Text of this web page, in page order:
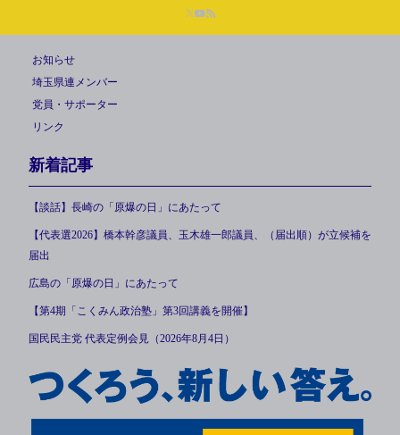
お知らせ
埼玉県連メンバー
党員・サポーター
リンク
新着記事
【談話】長崎の「原爆の日」にあたって
【代表選2026】橋本幹彦議員、玉木雄一郎議員、（届出順）が立候補を
届出
広島の「原爆の日」にあたって
【第4期「こくみん政治塾」第3回講義を開催】
国民民主党 代表定例会見（2026年8月4日）